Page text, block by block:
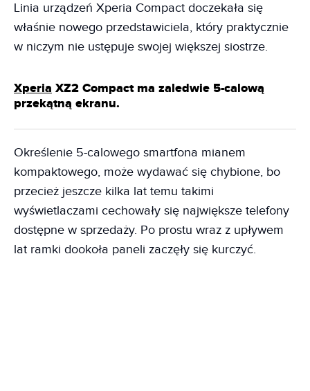
Linia urządzeń Xperia Compact doczekała się
właśnie nowego przedstawiciela, który praktycznie
w niczym nie ustępuje swojej większej siostrze.
Xperia XZ2 Compact ma zaledwie 5-calową
przekątną ekranu.
Określenie 5-calowego smartfona mianem
kompaktowego, może wydawać się chybione, bo
przecież jeszcze kilka lat temu takimi
wyświetlaczami cechowały się największe telefony
dostępne w sprzedaży. Po prostu wraz z upływem
lat ramki dookoła paneli zaczęły się kurczyć.